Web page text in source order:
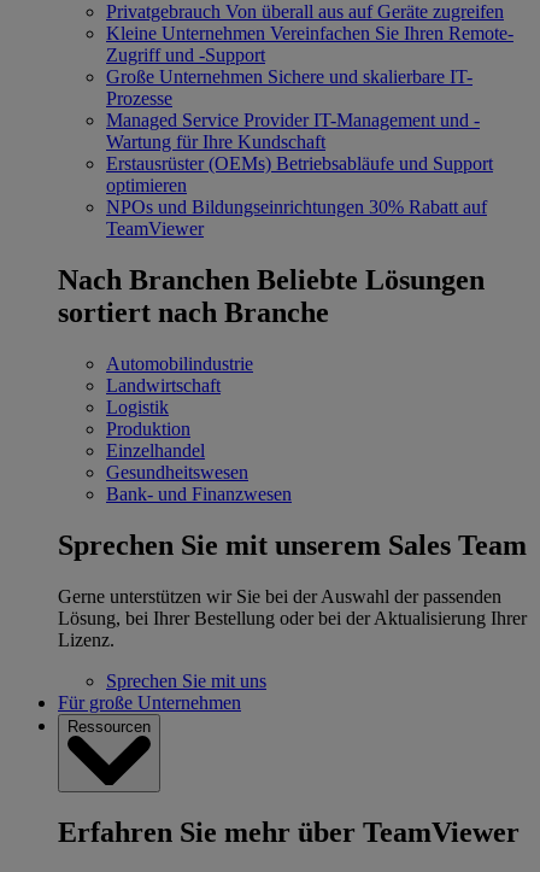
Privatgebrauch Von überall aus auf Geräte zugreifen
Kleine Unternehmen Vereinfachen Sie Ihren Remote-
Zugriff und -Support
Große Unternehmen Sichere und skalierbare IT-
Prozesse
Managed Service Provider IT-Management und -
Wartung für Ihre Kundschaft
Erstausrüster (OEMs) Betriebsabläufe und Support
optimieren
NPOs und Bildungseinrichtungen 30% Rabatt auf
TeamViewer
Nach Branchen Beliebte Lösungen
sortiert nach Branche
Automobilindustrie
Landwirtschaft
Logistik
Produktion
Einzelhandel
Gesundheitswesen
Bank- und Finanzwesen
Sprechen Sie mit unserem Sales Team
Gerne unterstützen wir Sie bei der Auswahl der passenden
Lösung, bei Ihrer Bestellung oder bei der Aktualisierung Ihrer
Lizenz.
Sprechen Sie mit uns
Für große Unternehmen
Ressourcen
Erfahren Sie mehr über TeamViewer